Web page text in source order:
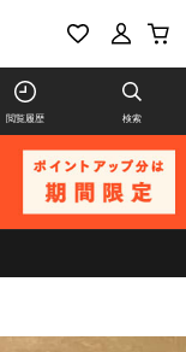
閲覧履歴 検索